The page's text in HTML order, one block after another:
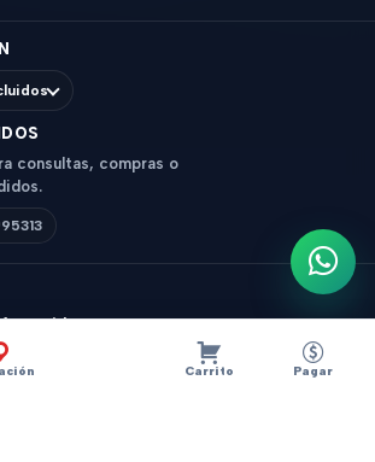
Carrito Pagar
consultas, compras o